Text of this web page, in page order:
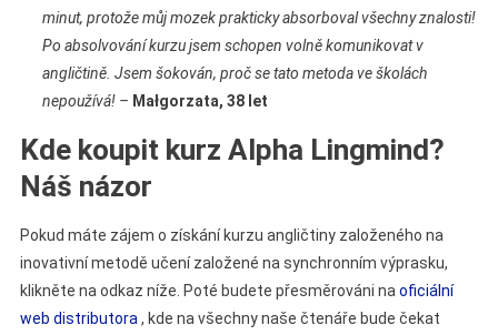
minut, protože můj mozek prakticky absorboval všechny znalosti!
Po absolvování kurzu jsem schopen volně komunikovat v
angličtině. Jsem šokován, proč se tato metoda ve školách
nepoužívá! – Małgorzata, 38 let
Kde koupit kurz Alpha Lingmind?
Náš názor
Pokud máte zájem o získání kurzu angličtiny založeného na
inovativní metodě učení založené na synchronním výprasku,
klikněte na odkaz níže. Poté budete přesměrováni na oficiální
web distributora , kde na všechny naše čtenáře bude čekat